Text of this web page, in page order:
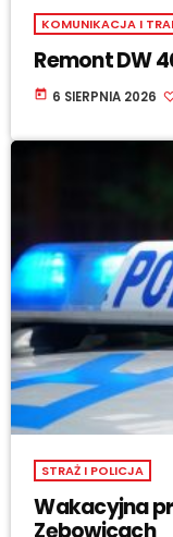
KOMUNIKACJA I
Remont DW
today 6 SIERPNIA 2026
STRAŻ I POLICJA
Wakacyjna
Zębowicach